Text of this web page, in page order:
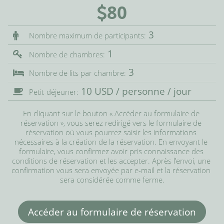
80
Nombre maximum de participants: 3
Nombre de chambres: 1
Nombre de lits par chambre: 3
Petit-déjeuner: 10 USD / personne / jour
En cliquant sur le bouton « Accéder au formulaire de
réservation », vous serez redirigé vers le formulaire de
réservation où vous pourrez saisir les informations
nécessaires à la création de la réservation. En envoyant le
formulaire, vous confirmez avoir pris connaissance des
conditions de réservation et les accepter. Après l’envoi, une
confirmation vous sera envoyée par e-mail et la réservation
sera considérée comme ferme.
Accéder au formulaire de réservation